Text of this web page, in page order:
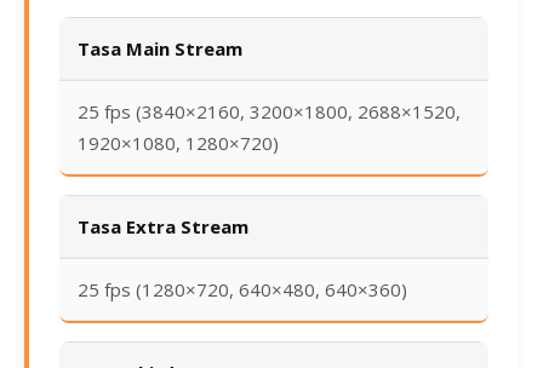
Tasa Main Stream
25 fps (3840×2160, 3200×1800, 2688×1520,
1920×1080, 1280×720)
Tasa Extra Stream
25 fps (1280×720, 640×480, 640×360)